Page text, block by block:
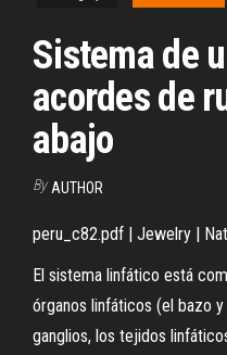
Sistema de
acordes de
abajo
By AUTHOR
peru_c82.pdf | Jewelry |
El sistema linfático está
órganos linfáticos (el bazo
ganglios, los tejidos